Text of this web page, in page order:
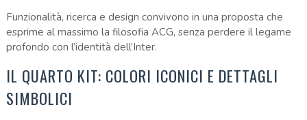
Funzionalità, ricerca e design convivono in una proposta che
esprime al massimo la filosofia ACG, senza perdere il legame
profondo con l’identità dell’Inter.
IL QUARTO KIT: COLORI ICONICI E DETTAGLI
SIMBOLICI